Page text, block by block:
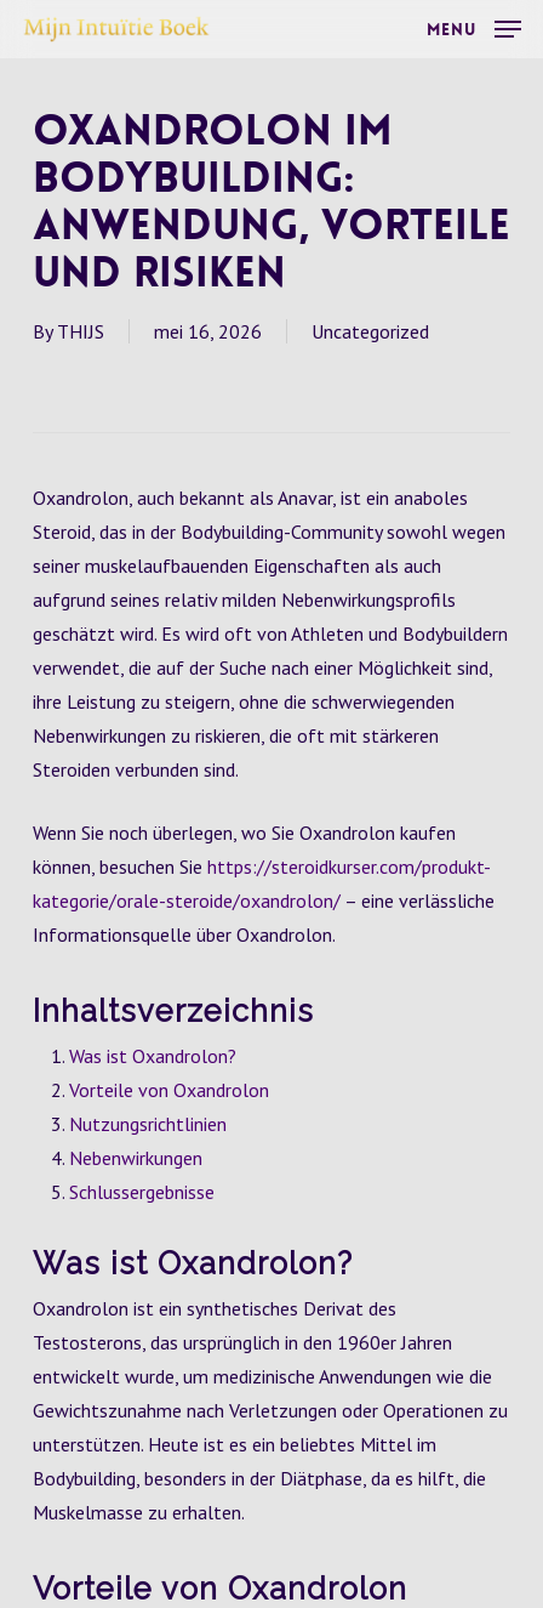
Skip
content
Menu
Oxandrolon im
Bodybuilding:
Anwendung, Vorteile
und Risiken
By THIJS mei 16, 2026 Uncategorized
Oxandrolon, auch bekannt als Anavar, ist ein anaboles
Steroid, das in der Bodybuilding-Community sowohl wegen
seiner muskelaufbauenden Eigenschaften als auch
aufgrund seines relativ milden Nebenwirkungsprofils
geschätzt wird. Es wird oft von Athleten und Bodybuildern
verwendet, die auf der Suche nach einer Möglichkeit sind,
ihre Leistung zu steigern, ohne die schwerwiegenden
Nebenwirkungen zu riskieren, die oft mit stärkeren
Steroiden verbunden sind.
Wenn Sie noch überlegen, wo Sie Oxandrolon kaufen
können, besuchen Sie https://steroidkurser.com/produkt-
kategorie/orale-steroide/oxandrolon/– eine verlässliche
Informationsquelle über Oxandrolon.
Inhaltsverzeichnis
Was ist Oxandrolon?
Vorteile von Oxandrolon
Nutzungsrichtlinien
Nebenwirkungen
Schlussergebnisse
Was ist Oxandrolon?
Oxandrolon ist ein synthetisches Derivat des
Testosterons, das ursprünglich in den 1960er Jahren
entwickelt wurde, um medizinische Anwendungen wie die
Gewichtszunahme nach Verletzungen oder Operationen zu
unterstützen. Heute ist es ein beliebtes Mittel im
Bodybuilding, besonders in der Diätphase, da es hilft, die
Muskelmasse zu erhalten.
Vorteile von Oxandrolon